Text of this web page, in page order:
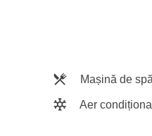
Mașină de
Aer